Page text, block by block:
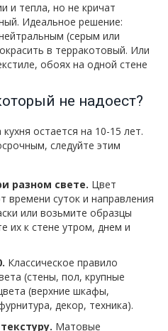
и тепла, но не кричат
Идеальное решение:
(серым или
в терракотовый. Или
обоях на одной стене
не надоест?
остается на 10-15 лет.
следуйте этим
разном свете. Цвет
времени суток и направления
или возьмите образцы
их к стене утром, днем и
Классическое правило
(стены, пол, крупные
(верхние шкафы,
декор, техника).
Матовые